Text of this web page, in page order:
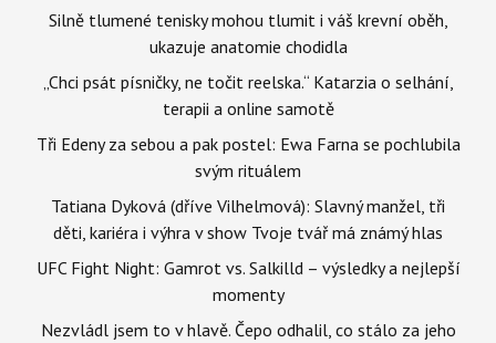
Silně tlumené tenisky mohou tlumit i váš krevní oběh,
ukazuje anatomie chodidla
„Chci psát písničky, ne točit reelska.“ Katarzia o selhání,
terapii a online samotě
Tři Edeny za sebou a pak postel: Ewa Farna se pochlubila
svým rituálem
Tatiana Dyková (dříve Vilhelmová): Slavný manžel, tři
děti, kariéra i výhra v show Tvoje tvář má známý hlas
UFC Fight Night: Gamrot vs. Salkilld – výsledky a nejlepší
momenty
Nezvládl jsem to v hlavě. Čepo odhalil, co stálo za jeho